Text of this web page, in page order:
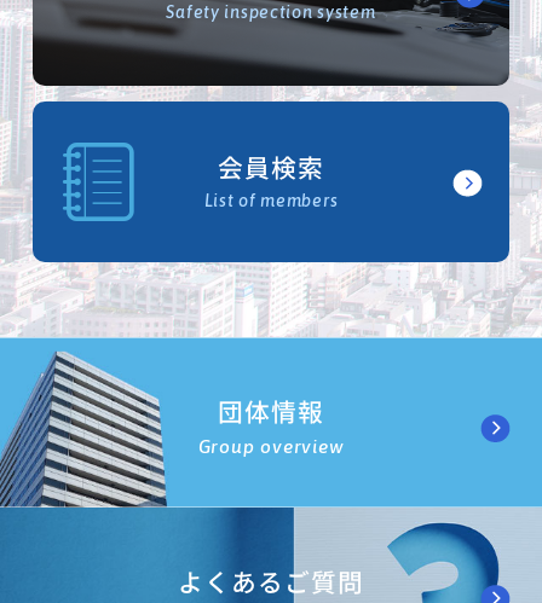
Safety inspection system
会員検索
List of members
団体情報
Group overview
よくあるご質問